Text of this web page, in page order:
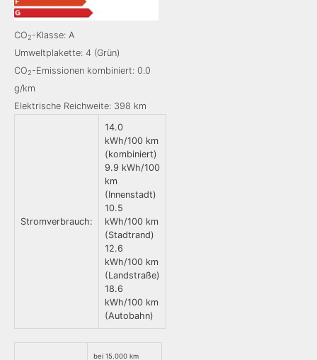
CO2-Klasse: A
Umweltplakette: 4 (Grün)
CO2-Emissionen kombiniert: 0.0
g/km
Elektrische Reichweite: 398 km
Stromverbrauch:
14.0
kWh/100 km
(kombiniert)
9.9 kWh/100
km
(Innenstadt)
10.5
kWh/100 km
(Stadtrand)
12.6
kWh/100 km
(Landstraße)
18.6
kWh/100 km
(Autobahn)
bei 15.000 km